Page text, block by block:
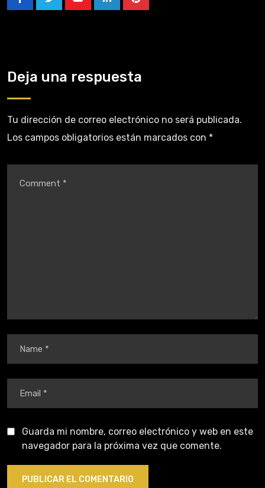
Deja una respuesta
Tu dirección de correo electrónico no será publicada.
Los campos obligatorios están marcados con *
Guarda mi nombre, correo electrónico y web en este
navegador para la próxima vez que comente.